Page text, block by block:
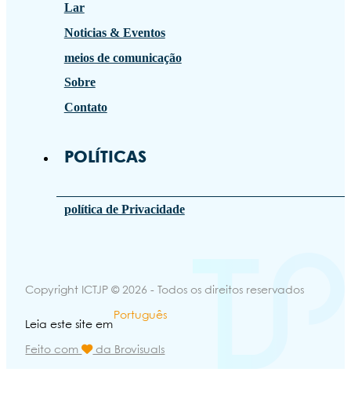
Lar
Noticias & Eventos
meios de comunicação
Sobre
Contato
POLÍTICAS
política de Privacidade
Copyright ICTJP © 2026 - Todos os direitos reservados
Leia este site em
Português
Feito com da Brovisuals